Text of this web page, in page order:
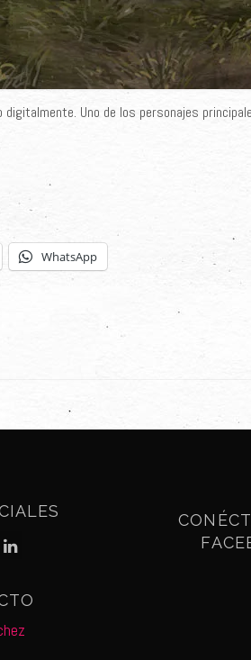
Uno de los personajes
WhatsApp